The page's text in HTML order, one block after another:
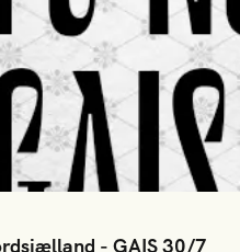
- GAIS 30/7